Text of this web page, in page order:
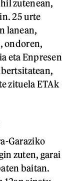
zutenean,
25 urte
lanean,
ondoren,
eta Enpresen
zituela ETAk
Garaziko
zuten, garai
baitan.